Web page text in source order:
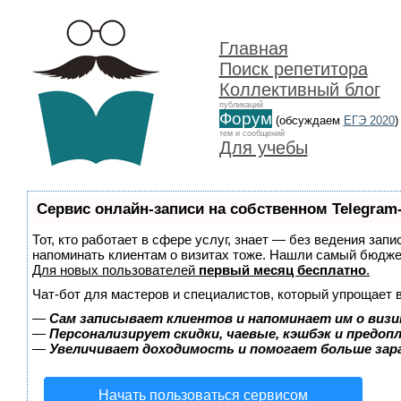
Главная
Поиск репетитора
Коллективный блог
публикаций
Форум (обсуждаем ЕГЭ 2020)
тем и сообщений
Для учебы
Сервис онлайн-записи на собственном
Тот, кто работает в сфере услуг, знает — без ведения
напоминать клиентам о визитах тоже. Нашли самый
Для новых пользователей первый месяц бесплатно.
Чат-бот для мастеров и специалистов, который упрощает
— Сам записывает клиентов и напоминает им о
— Персонализирует скидки, чаевые, кэшбэк и
— Увеличивает доходимость и помогает больше
Начать пользоваться сервисом